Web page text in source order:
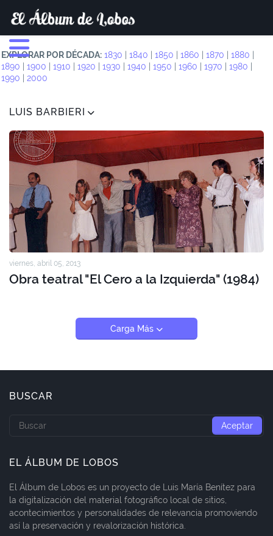
EXPLORAR POR DÉCADA: 1830 1840 1850 1860 1870 1880
1890
1900 1910 1920 1930 1940 1950 1960 1970 1980
1990
2000
LUIS BARBIERI
viernes, abril 05, 2013
Obra teatral "El Cero a la Izquierda" (1984)
Carga Más
BUSCAR
EL ÁLBUM DE LOBOS
El Álbum de Lobos es un proyecto de Luis María Benítez para
la digitalización del material fotográfico local de sitios,
acontecimientos y personalidades de relevancia promoviendo
así la preservación y revalorización histórica.